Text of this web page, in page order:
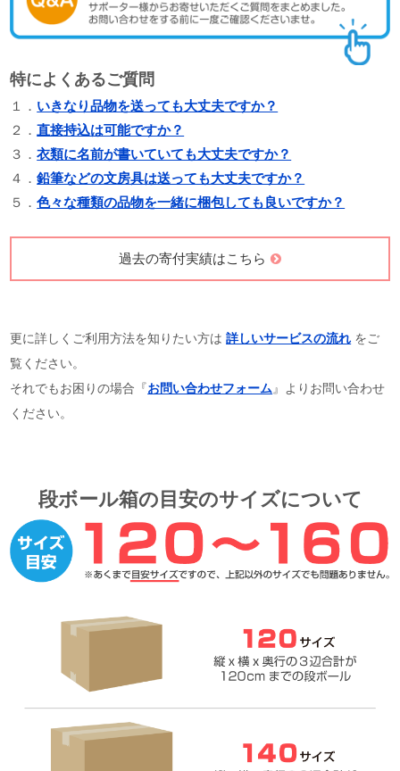
特によくあるご質問
１． いきなり品物を送っても大丈夫ですか？
２．直接持込は可能ですか？
３．衣類に名前が書いていても大丈夫ですか？
４．鉛筆などの文房具は送っても大丈夫ですか？
５．色々な種類の品物を一緒に梱包しても良いですか？
過去の寄付実績はこちら
更に詳しくご利用方法を知りたい方は詳しいサービスの流れ をご
覧ください。
それでもお困りの場合『お問い合わせフォーム』よりお問い合わせ
ください。
段ボール箱の目安のサイズについて